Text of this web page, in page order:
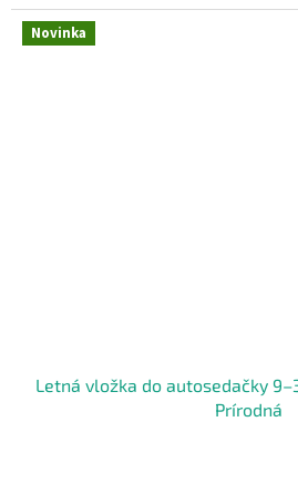
Novinka
Letná vložka do autosedačky
Prírodná